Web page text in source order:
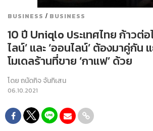
BUSINESS / BUSINESS
10 ปี Uniqlo ประเทศไทย ก้าวต่
ไลน์’ และ ‘ออนไลน์’ ต้องมาคู่กัน
โมเดลร้านที่ขาย ‘กาแฟ’ ด้วย
โดยถนัดกิจ จันกิเสน
06.10.2021